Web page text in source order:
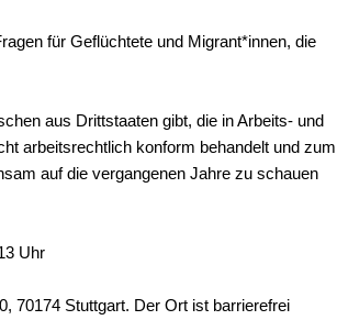
für Geflüchtete und Migrant*innen, die
aus Drittstaaten gibt, die in Arbeits- und
arbeitsrechtlich konform behandelt und zum
auf die vergangenen Jahre zu schauen
Uhr
70174 Stuttgart. Der Ort ist barrierefrei